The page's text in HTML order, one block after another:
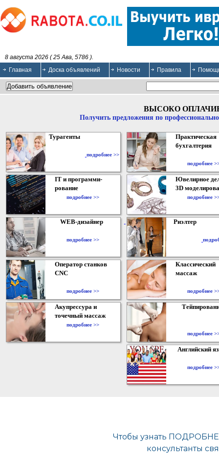
8 августа 2026 ( 25 Ава, 5786 ).
Главная
Доска объявлений Новости Правила
ВЫСОКО
Получить предложения по
Турагенты
подробнее >>
Практическая
бухгалтерия
подробнее
IT и программи-
рование
подробнее >>
Ювелирное
3D
подробнее
WEB-дизайнер
подробнее >>
Риэлтер
Оператор станков
CNC
подробнее >>
Классический
массаж
подробнее
Акупрессура и
точечный массаж
подробнее >>
подробнее
Английский
подробнее